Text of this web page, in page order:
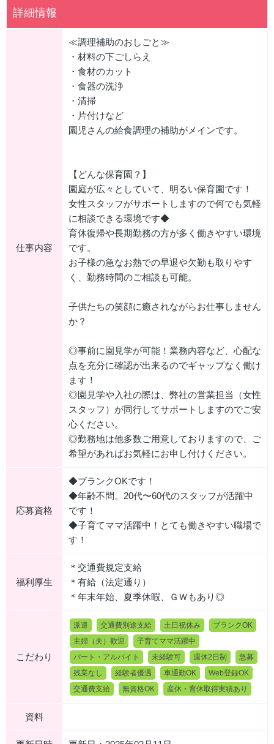
詳細情報
仕事内容
≪調理補助のおしごと≫
・材料の下ごしらえ
・食材のカット
・食器の洗浄
・清掃
・片付けなど
園児さんの給食調理の補助がメインです。
【どんな保育園？】
園庭が広々としていて、明るい保育園です！
女性スタッフがサポートしますので何でも気軽
に相談できる環境です◆
育休復帰や長期勤務の方が多く働きやすい環境
です。
お子様の急なお熱での早退や欠勤も取りやす
く、勤務時間のご相談も可能。
子供たちの笑顔に癒されながらお仕事しません
か？
◎事前に園見学が可能！業務内容など、心配な
点を充分に確認が出来るのでギャップなく働け
ます！
◎園見学や入社の際は、弊社の営業担当（女性
スタッフ）が同行してサポートしますのでご安
心ください。
◎勤務地は他多数ご用意しておりますので、ご
希望があればお気軽にお申し付けください。
応募資格
◆ブランクOKです！
◆年齢不問。20代〜60代のスタッフが活躍中
です！
◆子育てママ活躍中！とても働きやすい職場で
す！
福利厚生
＊交通費規定支給
＊有給（法定通り）
＊年末年始、夏季休暇、ＧＷもあり◎
こだわり
派遣 交通費別途支給 土日祝休み
ブランクOK
主婦（夫）歓迎
子育てママ活躍中
パート・アルバイト
未経験可 週休2日制
急募
残業なし
経験者優遇 車通勤OK
Web登録OK
交通費支給
無資格OK 産休・育休取得実績あり
資料